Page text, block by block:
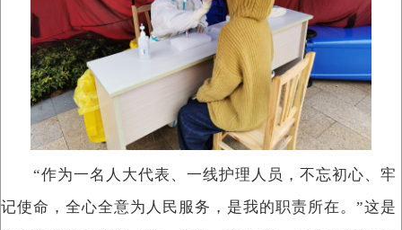
“作为一名人大代表、一线护理人员，不忘初心、牢
记使命，全心全意为人民服务，是我的职责所在。”这是